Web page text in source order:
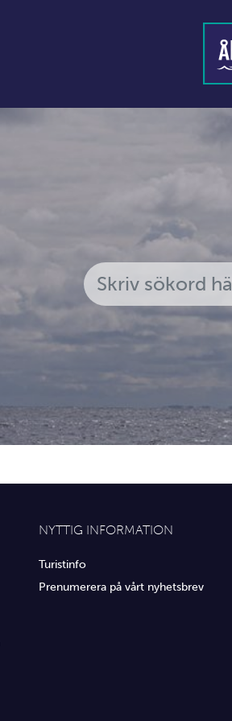
NYTTIG INFORMATION
Turistinfo
Prenumerera på vårt nyhetsbrev